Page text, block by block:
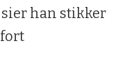
han stikker